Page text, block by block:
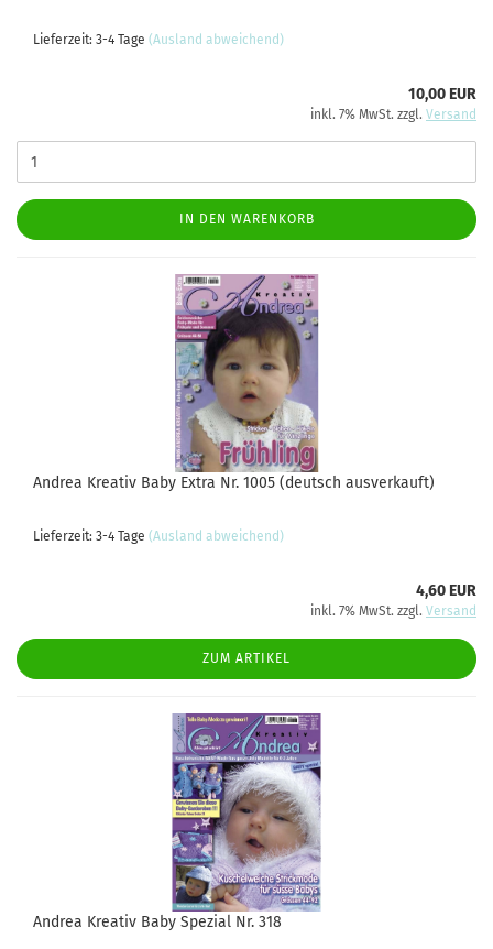
Lieferzeit: 3-4 Tage (Ausland abweichend)
10,00 EUR
inkl. 7% MwSt. zzgl. Versand
IN DEN WARENKORB
Andrea Kreativ Baby Extra Nr. 1005 (deutsch ausverkauft)
Lieferzeit: 3-4 Tage (Ausland abweichend)
4,60 EUR
inkl. 7% MwSt. zzgl. Versand
ZUM ARTIKEL
Andrea Kreativ Baby Spezial Nr. 318